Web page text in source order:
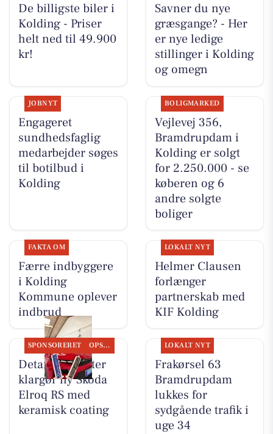
De billigste biler i
Kolding - Priser
helt ned til 49.900
kr!
Savner du nye
græsgange? - Her
er nye ledige
stillinger i Kolding
og omegn
JOBNYT
Engageret
sundhedsfaglig
medarbejder søges
til botilbud i
Kolding
BOLIGMARKED
Vejlevej 356,
Bramdrupdam i
Kolding er solgt
for 2.250.000 - se
køberen og 6
andre solgte
boliger
FAKTA OM
Færre indbyggere
i Kolding
Kommune oplever
indbrud
LOKALT NYT
Helmer Clausen
forlænger
partnerskab med
KIF Kolding
SPONSORERET OPSLAGSTAVLEN
Detailing Center
klargør ny Skoda
Elroq RS med
keramisk coating
LOKALT NYT
Frakørsel 63
Bramdrupdam
lukkes for
sydgående trafik i
uge 34